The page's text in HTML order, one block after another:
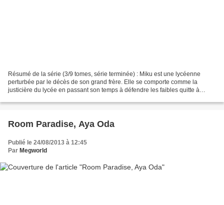
Résumé de la série (3/9 tomes, série terminée) : Miku est une lycéenne
perturbée par le décès de son grand frère. Elle se comporte comme la
justicière du lycée en passant son temps à défendre les faibles quitte à
Room Paradise, Aya Oda
Publié le 24/08/2013 à 12:45
Par Megworld